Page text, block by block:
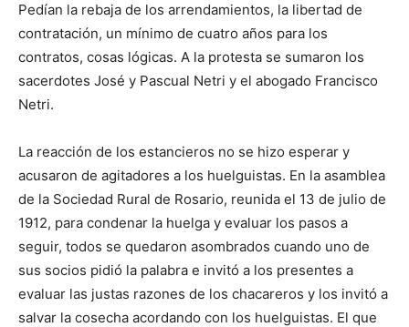
Pedían la rebaja de los arrendamientos, la libertad de
contratación, un mínimo de cuatro años para los
contratos, cosas lógicas. A la protesta se sumaron los
sacerdotes José y Pascual Netri y el abogado Francisco
Netri.
La reacción de los estancieros no se hizo esperar y
acusaron de agitadores a los huelguistas. En la asamblea
de la Sociedad Rural de Rosario, reunida el 13 de julio de
1912, para condenar la huelga y evaluar los pasos a
seguir, todos se quedaron asombrados cuando uno de
sus socios pidió la palabra e invitó a los presentes a
evaluar las justas razones de los chacareros y los invitó a
salvar la cosecha acordando con los huelguistas. El que